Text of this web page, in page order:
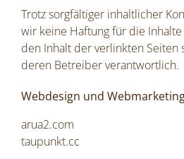
Trotz sorgfältiger inhaltlicher
wir keine Haftung für die
den Inhalt der verlinkten Seiten
deren Betreiber verantwortlich.
Webdesign und
arua2.com
taupunkt.cc